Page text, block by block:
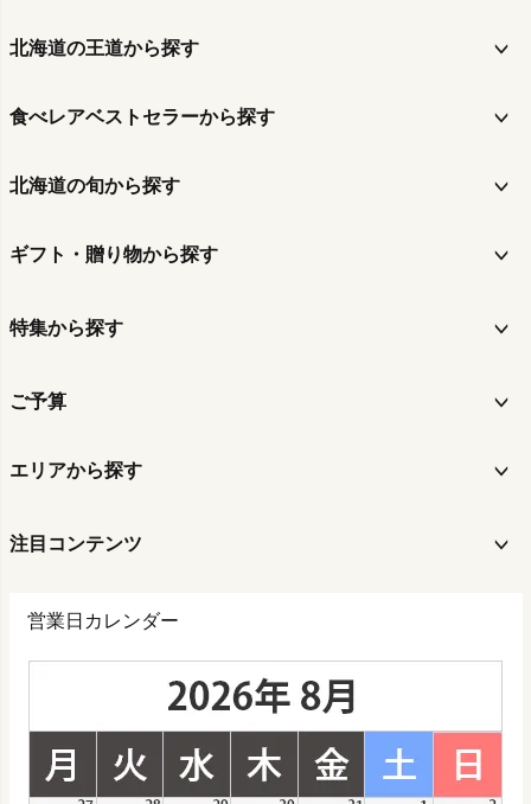
北海道の王道から探す
食べレアベストセラーから探す
北海道の旬から探す
ギフト・贈り物から探す
特集から探す
ご予算
エリアから探す
注目コンテンツ
営業日カレンダー